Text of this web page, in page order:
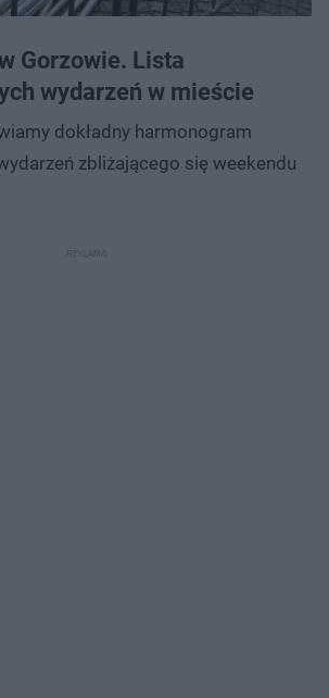
Gorzowie. Lista
wydarzeń w mieście
dokładny harmonogram
zbliżającego się weekendu